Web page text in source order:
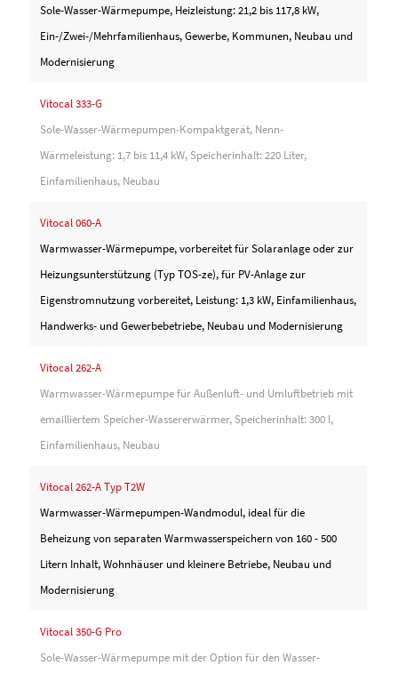
Sole-Wasser-Wärmepumpe, Heizleistung: 21,2 bis 117,8 kW,
Ein-/Zwei-/Mehrfamilienhaus, Gewerbe, Kommunen, Neubau und
Modernisierung
Vitocal 333-G
Sole-Wasser-Wärmepumpen-Kompaktgerät, Nenn-
Wärmeleistung: 1,7 bis 11,4 kW, Speicherinhalt: 220 Liter,
Einfamilienhaus, Neubau
Vitocal 060-A
Warmwasser-Wärmepumpe, vorbereitet für Solaranlage oder zur
Heizungsunterstützung (Typ TOS-ze), für PV-Anlage zur
Eigenstromnutzung vorbereitet, Leistung: 1,3 kW, Einfamilienhaus,
Handwerks- und Gewerbebetriebe, Neubau und Modernisierung
Vitocal 262-A
Warmwasser-Wärmepumpe für Außenluft- und Umluftbetrieb mit
emailliertem Speicher-Wassererwärmer, Speicherinhalt: 300 l,
Einfamilienhaus, Neubau
Vitocal 262-A Typ T2W
Warmwasser-Wärmepumpen-Wandmodul, ideal für die
Beheizung von separaten Warmwasserspeichern von 160 - 500
Litern Inhalt, Wohnhäuser und kleinere Betriebe, Neubau und
Modernisierung
Vitocal 350-G Pro
Sole-Wasser-Wärmepumpe mit der Option für den Wasser-
Reber GmbH
Basierend auf 24 Bewertungen
powered by
2 Monaten vor 2 Monaten